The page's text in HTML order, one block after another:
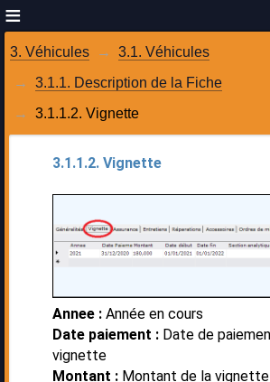
3. Véhicules
3.1. Véhicules
3.1.1. Description de la Fiche
3.1.1.2. Vignette
3.1.1.2. Vignette
Annee : Année en cours
Date paiement : Date de
vignette
Montant : Montant de la vignette